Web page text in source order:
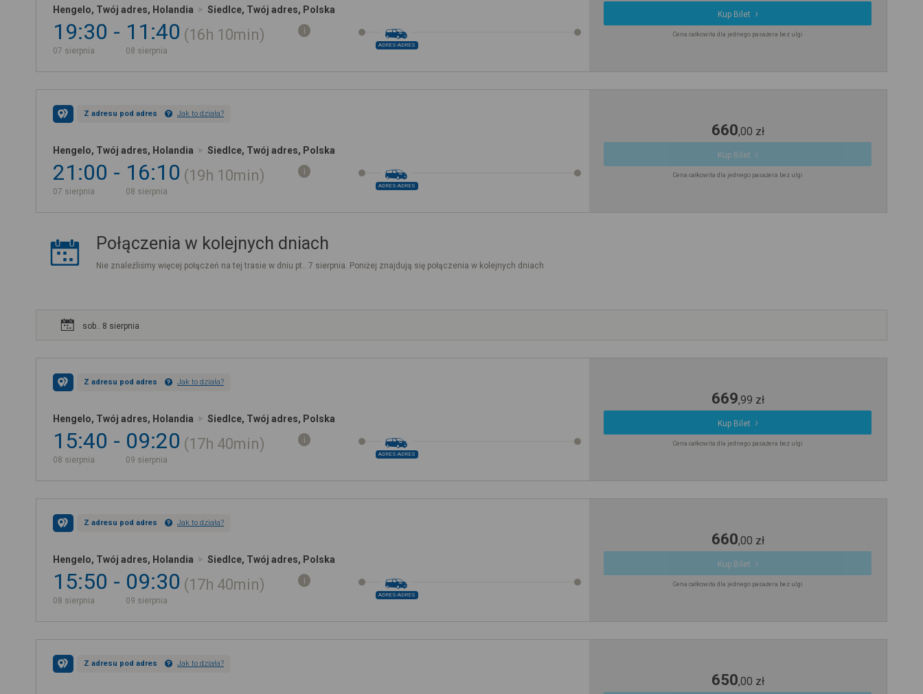
Hengelo, Twój adres, Holandia Siedlce, Twój adres, Polska
19:30
07 sierpnia
11:40
08 sierpnia
16h 10min
ADRES-ADRES
Kup Bilet
Cena całkowita dla jednego pasażera bez ulgi
Z adresu pod adres Jak to działa?
Hengelo, Twój adres, Holandia Siedlce, Twój adres, Polska
21:00
07 sierpnia
16:10
08 sierpnia
19h 10min
ADRES-ADRES
660,00 zł
Kup Bilet
Cena całkowita dla jednego pasażera bez ulgi
Połączenia w kolejnych dniach
Nie znaleźliśmy więcej połączeń na tej trasie w dniu pt.. 7 sierpnia. Poniżej znajdują się połączenia w kolejnych dniach
sob.. 8 sierpnia
Z adresu pod adres Jak to działa?
Hengelo, Twój adres, Holandia Siedlce, Twój adres, Polska
15:40
08 sierpnia
09:20
09 sierpnia
17h 40min
ADRES-ADRES
669,99 zł
Kup Bilet
Cena całkowita dla jednego pasażera bez ulgi
Z adresu pod adres Jak to działa?
Hengelo, Twój adres, Holandia Siedlce, Twój adres, Polska
15:50
08 sierpnia
09:30
09 sierpnia
17h 40min
ADRES-ADRES
660,00 zł
Kup Bilet
Cena całkowita dla jednego pasażera bez ulgi
Z adresu pod adres Jak to działa?
650,00 zł